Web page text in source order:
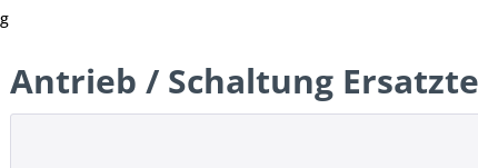
Antrieb / Schaltung